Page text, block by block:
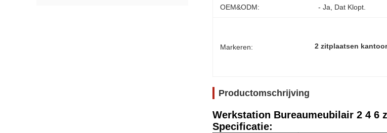
OEM&ODM: - Ja, Dat Klopt.
Markeren: 2 zitplaatsen
Productomschrijving
Werkstation Bureaumeubilair 2 4 6
Specificatie: